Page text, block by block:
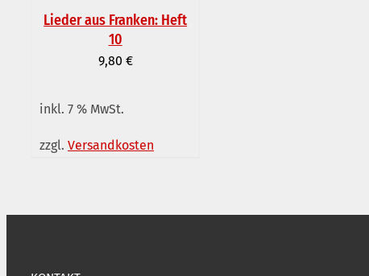
DETAILS
Lieder aus Franken: Heft
10
9,80 €
inkl. 7 % MwSt.
zzgl. Versandkosten